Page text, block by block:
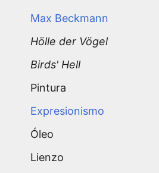
Max Beckmann
Hölle der Vögel
Birds' Hell
Pintura
Expresionismo
Óleo
Lienzo